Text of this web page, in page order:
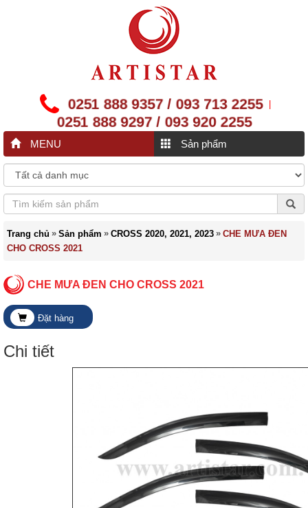
0251 888 9357 / 093 713 2255
0251 888 9297 / 093 920 2255
MENU Sản phẩm
Trang chủ » Sản phẩm » CROSS 2020, 2021, 2023 » CHE MƯA ĐEN
CHO CROSS 2021
CHE MƯA ĐEN CHO CROSS 2021
Đặt hàng
Chi tiết